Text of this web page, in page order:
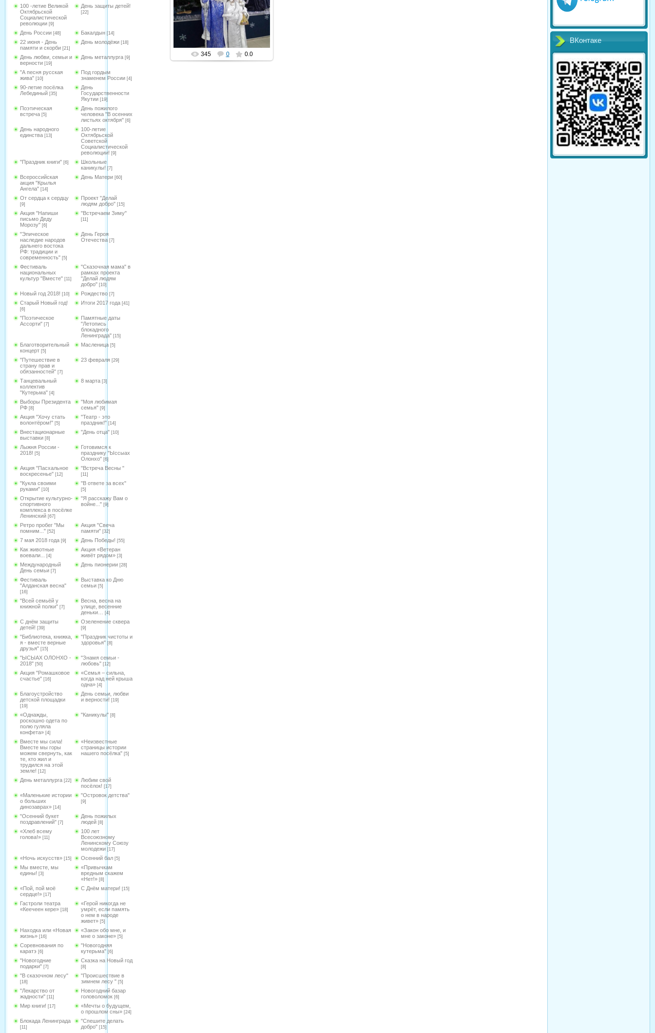
100 -летие Великой
Октябрьской
Социалистической
революции [9]
День защиты детей!
[22]
День России [48] Бакалдын [14]
22 июня - День
памяти и скорби [21]
День молодёжи [18]
День любви, семьи и
верности [19]
День металлурга [9]
"А песня русская
жива" [10]
Под гордым
знаменем России [4]
90-летие посёлка
Лебединый [35]
День
Государственности
Якутии [19]
Поэтическая
встреча [5]
День пожилого
человека "В осенних
листьях октября" [6]
День народного
единства [13]
100-летие
Октябрьской
Советской
Социалистической
революции! [9]
"Праздник книги" [6]
Школьные
каникулы! [7]
Всероссийская
акция "Крылья
Ангела" [14]
День Матери [60]
От сердца к сердцу
[9]
Проект "Делай
людям добро" [15]
Акция "Напиши
письмо Деду
Морозу" [6]
"Встречаем Зиму"
[11]
"Эпическое
наследие народов
дальнего востока
РФ: традиции и
современность" [5]
День Героя
Отечества [7]
Фестиваль
национальных
культур "Вместе" [11]
"Сказочная мама" в
рамках проекта
"Делай людям
добро" [10]
Новый год 2018! [10] Рождество [7]
Старый Новый год!
[6]
Итоги 2017 года [41]
"Поэтическое
Ассорти" [7]
Памятные даты
"Летопись
блокадного
Ленинграда" [15]
Благотворительный
концерт [5]
Масленица [5]
"Путешествие в
страну прав и
обязанностей" [7]
23 февраля [29]
Танцевальный
коллектив
"Кутерьма" [4]
8 марта [3]
Выборы Президента
РФ [8]
"Моя любимая
семья" [9]
Акция "Хочу стать
волонтёром!" [5]
"Театр - это
праздник!" [14]
Внестационарные
выставки [8]
"День отца" [10]
Лыжня России -
2018! [5]
Готовимся к
празднику "Ыссыах
Олонхо" [6]
Акция "Пасхальное
воскресенье" [12]
"Встреча Весны "
[11]
"Кукла своими
руками" [10]
"В ответе за всех"
[5]
Открытие культурно-
спортивного
комплекса в посёлке
Ленинский [67]
"Я расскажу Вам о
войне..." [9]
Ретро пробег "Мы
помним..." [52]
Акция "Свеча
памяти" [32]
7 мая 2018 года [9] День Победы! [55]
Как животные
воевали...
[4]
Акция «Ветеран
живёт рядом» [3]
Международный
День семьи [7]
День пионерии [28]
Фестиваль
"Алданская весна"
[16]
Выставка ко Дню
семьи [5]
"Всей семьёй у
книжной полки" [7]
Весна, весна на
улице, весенние
деньки…
[4]
С днём защиты
детей! [39]
Озеленение сквера
[9]
"Библиотека, книжка,
я - вместе верные
друзья" [15]
"Праздник чистоты и
здоровья" [8]
"ЫСЫАХ ОЛОНХО -
2018" [50]
"Знамя семьи -
любовь" [12]
Акция "Ромашковое
счастье" [16]
«Семья – сильна,
когда над ней крыша
одна» [4]
Благоустройство
детской площадки
[19]
День семьи, любви
и верности! [19]
«Однажды,
роскошно одета по
полю гуляла
конфета» [4]
"Каникулы" [8]
Вместе мы сила!
Вместе мы горы
можем свернуть, как
те, кто жил и
трудился на этой
земле! [12]
«Неизвестные
страницы истории
нашего посёлка" [5]
День металлурга [22]
Любим свой
посёлок! [17]
«Маленькие истории
о больших
динозаврах» [14]
"Островок детства"
[9]
"Осенний букет
поздравлений" [7]
День пожилых
людей [8]
«Хлеб всему
голова!» [11]
100 лет
Всесоюзному
Ленинскому Союзу
молодежи [17]
«Ночь искусств» [15] Осенний бал [5]
Мы вместе, мы
едины! [3]
«Привычкам
вредным скажем
«Нет!» [8]
«Пой, пой моё
сердце!» [17]
С Днём матери! [15]
Гастроли театра
«Кеечеен кере» [18]
«Герой никогда не
умрёт, если память
о нем в народе
живет» [5]
Находка или «Новая
жизнь» [16]
«Закон обо мне, и
мне о законе» [5]
Соревнования по
каратэ [6]
"Новогодняя
кутерьма" [6]
"Новогодние
подарки" [7]
Сказка на Новый год
[8]
"В сказочном лесу"
[18]
"Происшествие в
зимнем лесу " [5]
"Лекарство от
жадности" [11]
Новогодний базар
головоломок [6]
Мир книги! [17]
«Мечты о будущем,
о прошлом сны» [24]
Блокада Ленинграда
[11]
"Спешите делать
добро" [15]
07.01.2020
hololenkomariya
345 0 0.0
ВКонтаке